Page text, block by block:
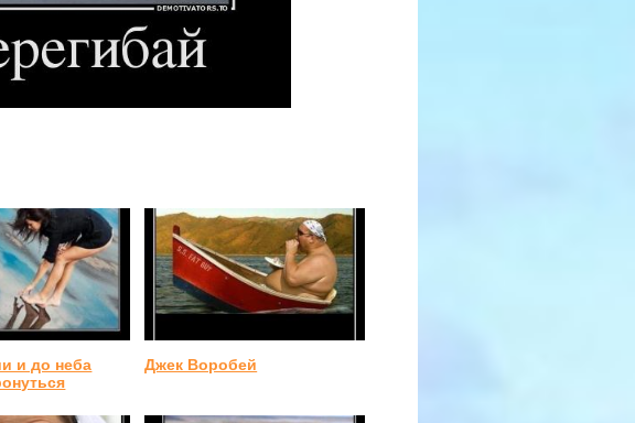
и до неба
Джек Воробей